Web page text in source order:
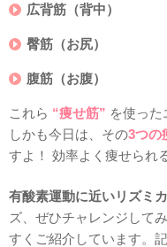
広背筋（背中）
臀筋（お尻）
腹筋（お腹）
これら “痩せ筋” を使った
しかも今日は、その3つの
すよ！ 効率よく痩せられ
有酸素運動に近いリズミ
ズ、ぜひチャレンジして
すくご紹介しています。